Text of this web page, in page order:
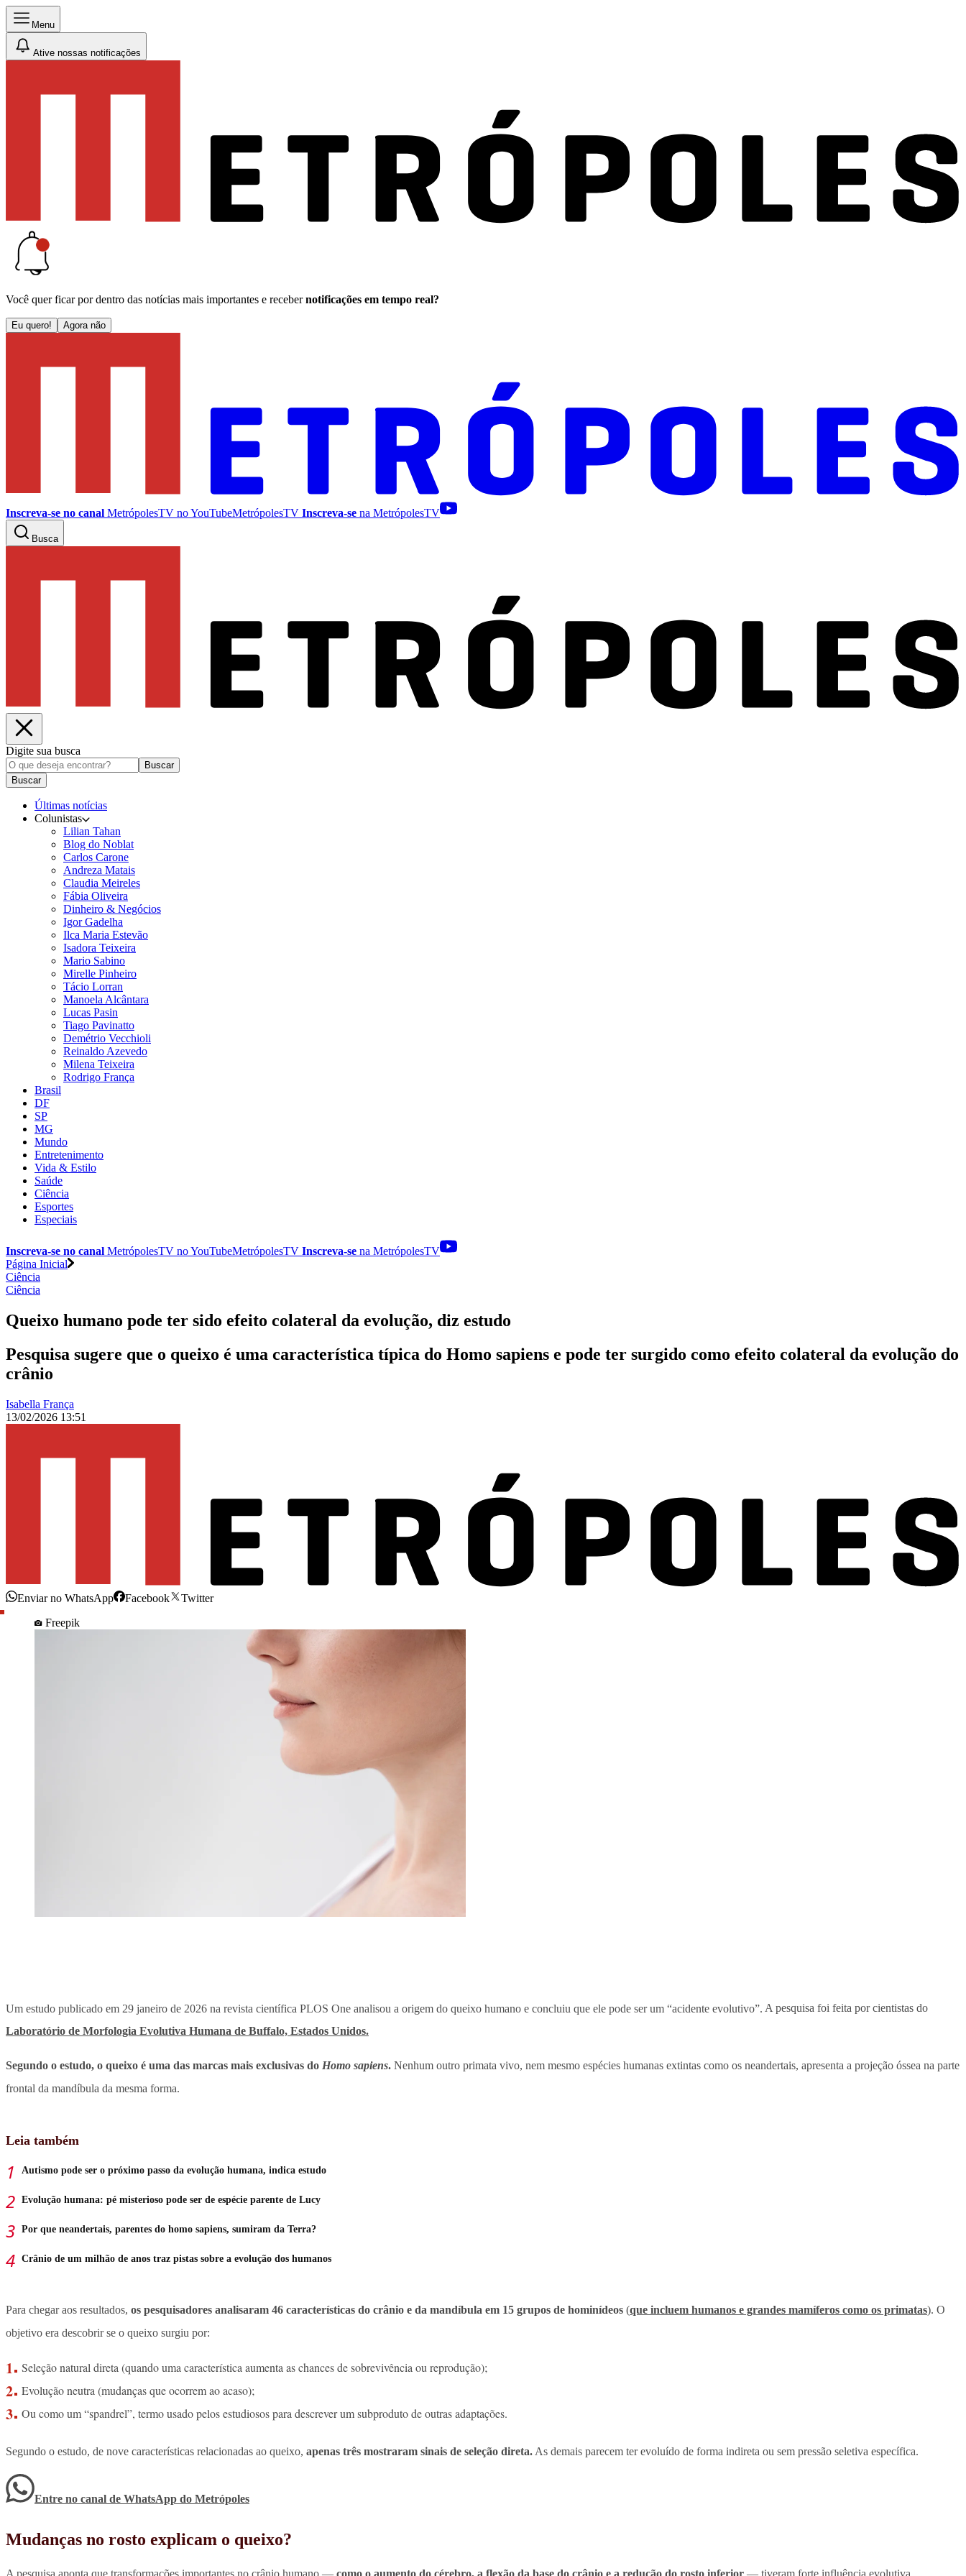
Menu
Ative nossas notificações
Você quer ficar por dentro das notícias mais importantes e receber notificações em tempo real?
Eu quero! Agora não
Inscreva-se no canal MetrópolesTV noYouTubeMetrópolesTV Inscreva-se na MetrópolesTV
Busca
Digite sua busca
Buscar
Buscar
Últimas notícias
Colunistas
Lilian Tahan
Blog do Noblat
Carlos Carone
Andreza Matais
Claudia Meireles
Fábia Oliveira
Dinheiro & Negócios
Igor Gadelha
Ilca Maria Estevão
Isadora Teixeira
Mario Sabino
Mirelle Pinheiro
Tácio Lorran
Manoela Alcântara
Lucas Pasin
Tiago Pavinatto
Demétrio Vecchioli
Reinaldo Azevedo
Milena Teixeira
Rodrigo França
Brasil
DF
SP
MG
Mundo
Entretenimento
Vida & Estilo
Saúde
Ciência
Esportes
Especiais
Inscreva-se no canal MetrópolesTV noYouTubeMetrópolesTV Inscreva-se na MetrópolesTV
Página Inicial
Ciência
Ciência
Queixo humano pode ter sido efeito colateral da evolução, diz estudo
Pesquisa sugere que o queixo é uma característica típica do Homo sapiens e pode ter surgido como efeito colateral da evolução do
crânio
Isabella França
13/02/2026 13:51
Enviar no WhatsApp Facebook
Twitter
Freepik
Um estudo publicado em 29 janeiro de 2026 na revista científica PLOS One analisou a origem do queixo humano e concluiu que ele pode ser um “acidente evolutivo”. A pesquisa foi feita por cientistas do
Laboratório de Morfologia Evolutiva Humana de Buffalo, Estados Unidos.
Segundo o estudo, o queixo é uma das marcas mais exclusivas do Homo sapiens. Nenhum outro primata vivo, nem mesmo espécies humanas extintas como os neandertais, apresenta a projeção óssea na parte
frontal da mandíbula da mesma forma.
Leia também
Autismo pode ser o próximo passo da evolução humana, indica estudo
Evolução humana: pé misterioso pode ser de espécie parente de Lucy
Por que neandertais, parentes do homo sapiens, sumiram da Terra?
Crânio de um milhão de anos traz pistas sobre a evolução dos humanos
Para chegar aos resultados, os pesquisadores analisaram 46 características do crânio e da mandíbula em 15 grupos de hominídeos (que incluem humanos e grandes mamíferos como os primatas). O
objetivo era descobrir se o queixo surgiu por:
Seleção natural direta (quando uma característica aumenta as chances de sobrevivência ou reprodução);
Evolução neutra (mudanças que ocorrem ao acaso);
Ou como um “spandrel”, termo usado pelos estudiosos para descrever um subproduto de outras adaptações.
Segundo o estudo, de nove características relacionadas ao queixo, apenas três mostraram sinais de seleção direta. As demais parecem ter evoluído de forma indireta ou sem pressão seletiva específica.
Entre no canal de WhatsApp do Metrópoles
Mudanças no rosto explicam o queixo?